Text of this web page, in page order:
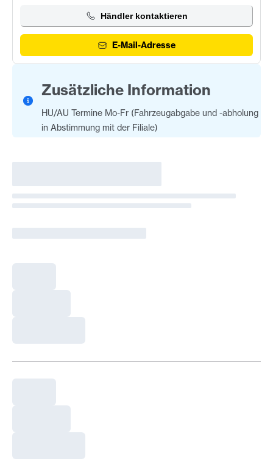
Zusätzliche Information
HU/AU Termine Mo-Fr (Fahrzeugabgabe und -abholung
in Abstimmung mit der Filiale)
Händler kontaktieren
E-Mail-Adresse